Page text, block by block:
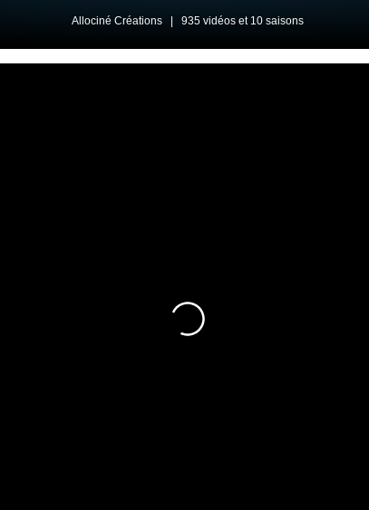
Allociné Créations 935 vidéos et 10 saisons